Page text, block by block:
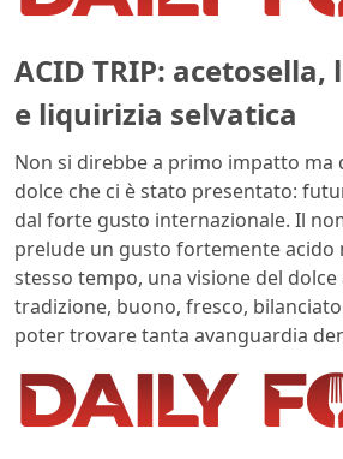
ACID TRIP:
e liquirizia selvatica
Non si direbbe a primo impatto ma
dolce che ci è stato presentato:
dal forte gusto internazionale. Il
prelude un gusto fortemente acido
stesso tempo, una visione del
tradizione, buono, fresco,
poter trovare tanta avanguardia